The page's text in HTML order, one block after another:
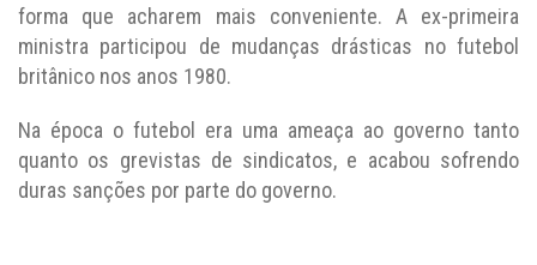
forma que acharem mais conveniente. A ex-primeira
ministra participou de mudanças drásticas no futebol
britânico nos anos 1980.
Na época o futebol era uma ameaça ao governo tanto
quanto os grevistas de sindicatos, e acabou sofrendo
duras sanções por parte do governo.